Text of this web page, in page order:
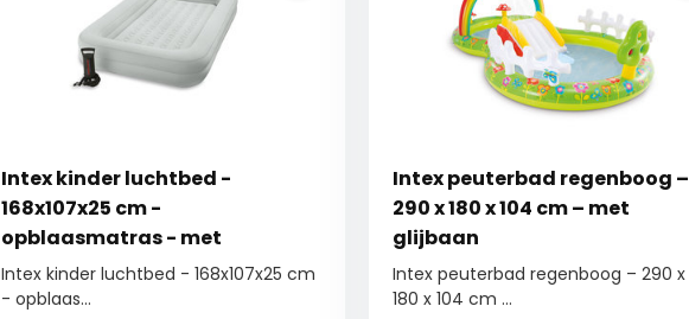
Intex kinder luchtbed -
168x107x25 cm -
opblaasmatras - met
handpomp
Intex kinder luchtbed - 168x107x25 cm
- opblaas...
Intex peuterbad regenboog –
290 x 180 x 104 cm – met
glijbaan
Intex peuterbad regenboog – 290 x
180 x 104 cm ...